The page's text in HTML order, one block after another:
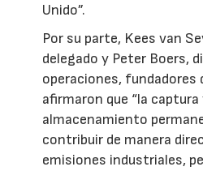
Unido”.
Por su parte, Kees van
delegado y Peter Boers,
operaciones, fundadores
afirmaron que “la captura
almacenamiento
contribuir de manera
emisiones industriales,